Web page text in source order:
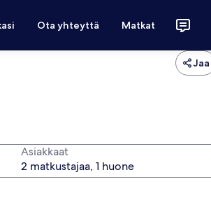
Ota yhteyttä Matkat
Jaa
Asiakkaat